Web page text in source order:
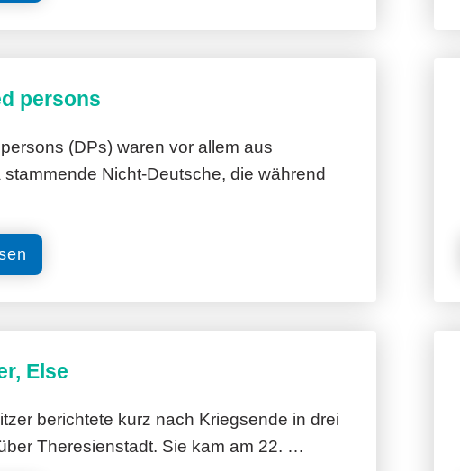
persons
(DPs) waren vor allem aus
stammende Nicht-Deutsche, die während
Else
berichtete kurz nach Kriegsende in drei
Theresienstadt. Sie kam am 22. …